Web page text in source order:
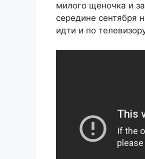
милого щеночка и
середине сентября
идти и по